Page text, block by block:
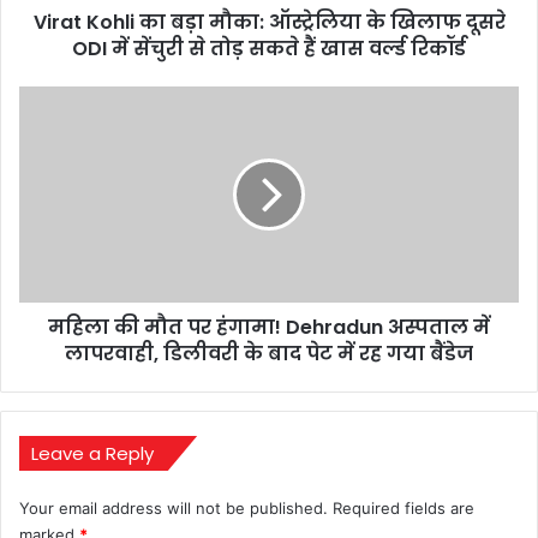
ODIVirat Kohli का बड़ा मौका: ऑस्ट्रेलिया के खिलाफ दूसरे
ODI में सेंचुरी से तोड़ सकते हैं खास वर्ल्ड रिकॉर्ड
लापरवाही,
डिलीवरी
पेट
रह
गया
बैंडेज
महिला की मौत पर हंगामा! Dehradun अस्पताल में
लापरवाही, डिलीवरी के बाद पेट में रह गया बैंडेज
Leave a Reply
Your email address will not be published. Required fields are
marked *